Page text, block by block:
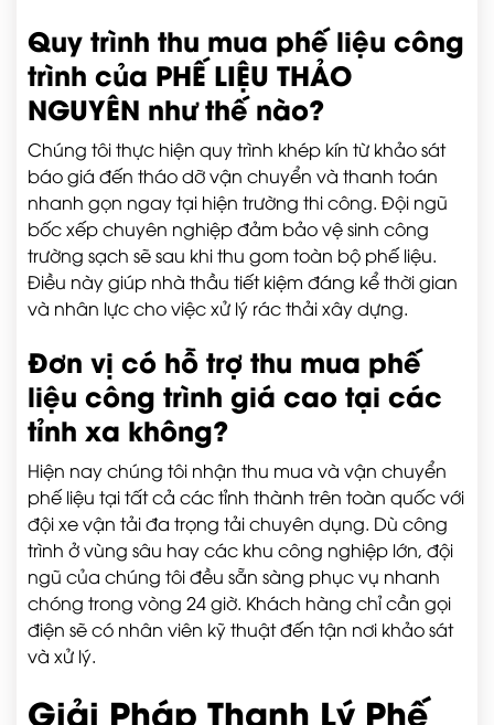
Quy trình thu mua phế liệu công
trình của PHẾ LIỆU THẢO
NGUYÊN như thế nào?
Chúng tôi thực hiện quy trình khép kín từ khảo sát
báo giá đến tháo dỡ vận chuyển và thanh toán
nhanh gọn ngay tại hiện trường thi công. Đội ngũ
bốc xếp chuyên nghiệp đảm bảo vệ sinh công
trường sạch sẽ sau khi thu gom toàn bộ phế liệu.
Điều này giúp nhà thầu tiết kiệm đáng kể thời gian
và nhân lực cho việc xử lý rác thải xây dựng.
Đơn vị có hỗ trợ thu mua phế
liệu công trình giá cao tại các
tỉnh xa không?
Hiện nay chúng tôi nhận thu mua và vận chuyển
phế liệu tại tất cả các tỉnh thành trên toàn quốc với
đội xe vận tải đa trọng tải chuyên dụng. Dù công
trình ở vùng sâu hay các khu công nghiệp lớn, đội
ngũ của chúng tôi đều sẵn sàng phục vụ nhanh
chóng trong vòng 24 giờ. Khách hàng chỉ cần gọi
điện sẽ có nhân viên kỹ thuật đến tận nơi khảo sát
và xử lý.
Giải Pháp Thanh Lý Phế